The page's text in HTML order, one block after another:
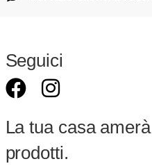
Seguici
La tua casa
prodotti.